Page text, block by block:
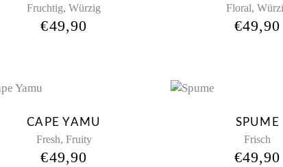
Fruchtig,Würzig
€49,90
Floral,
€49,90
CAPE YAMU
Fresh, Fruity
€49,90
SPUME
Frisch
€49,90